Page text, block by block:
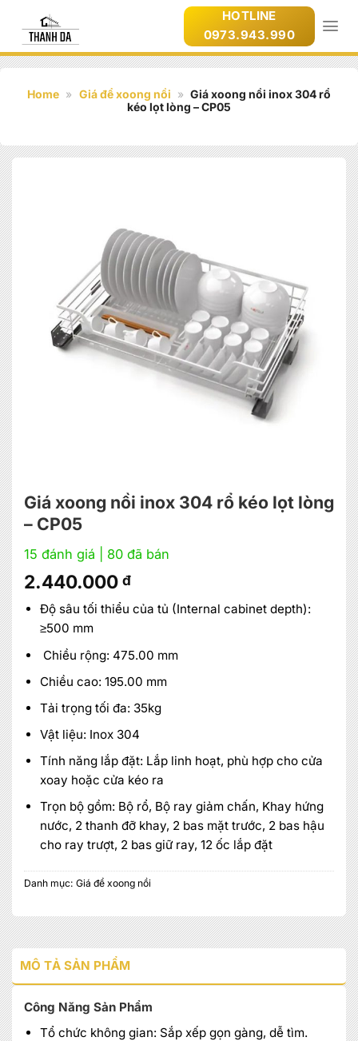
dung
HOTLINE
0973.943.990
Home » Giá để xoong nồi » Giá xoong nồi inox 304 rổ
kéo lọt lòng – CP05
Giá xoong nồi inox 304 rổ kéo lọt lòng
– CP05
15 đánh giá | 80 đã bán
2.440.000 đ
Độ sâu tối thiểu của tủ (Internal cabinet depth):
≥500 mm
Chiều rộng: 475.00 mm
Chiều cao: 195.00 mm
Tải trọng tối đa: 35kg
Vật liệu: Inox 304
Tính năng lắp đặt: Lắp linh hoạt, phù hợp cho cửa
xoay hoặc cửa kéo ra
Trọn bộ gồm: Bộ rổ, Bộ ray giảm chấn, Khay hứng
nước, 2 thanh đỡ khay, 2 bas mặt trước, 2 bas hậu
cho ray trượt, 2 bas giữ ray, 12 ốc lắp đặt
Danh mục: Giá để xoong nồi
MÔ TẢ SẢN PHẨM
Công Năng Sản Phẩm
Tổ chức không gian: Sắp xếp gọn gàng, dễ tìm.